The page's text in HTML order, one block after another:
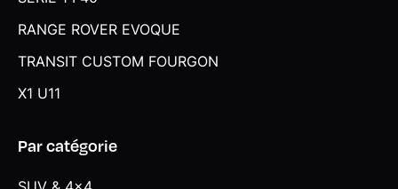
RANGE ROVER EVOQUE
TRANSIT CUSTOM FOURGON
X1 U11
Par catégorie